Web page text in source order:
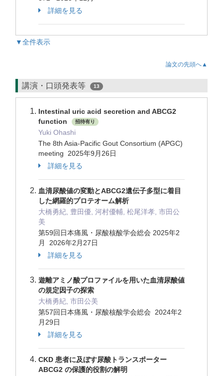
詳細を見る
▼全件表示
論文の先頭へ▲
講演・口頭発表等 13
Intestinal uric acid secretion and ABCG2
function
招待有り
Yuki Ohashi
The 8th Asia-Pacific Gout Consortium (APGC)
meeting 2025年9月26日
詳細を見る
血清尿酸値の変動とABCG2遺伝子多型に着目
した網羅的プロテオーム解析
大橋勇紀, 豊田優, 河村優輔, 松尾洋孝, 市田公
美
第59回日本痛風・尿酸核酸学会総会 2025年2
月 2026年2月27日
詳細を見る
遊離アミノ酸プロファイルを用いた血清尿酸値
の規定因子の探索
大橋勇紀, 市田公美
第57回日本痛風・尿酸核酸学会総会 2024年2
月29日
詳細を見る
CKD 患者に及ぼす尿酸トランスポーター
ABCG2 の保護的役割の解明